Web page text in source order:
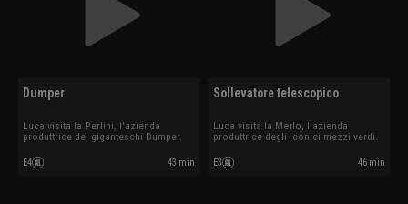
Dumper
Luca visita la Perlini, l'azienda
produttrice dei giganteschi Dumper.
E4 43 min
Sollevatore telescopico
Luca visita la Merlo, l'azienda
produttrice degli iconici mezzi verdi.
E3 46 min